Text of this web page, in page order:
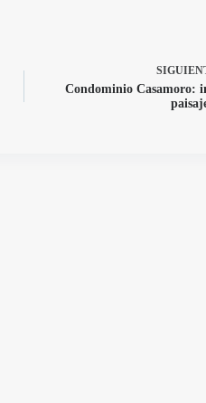
Condominio Casamoro: